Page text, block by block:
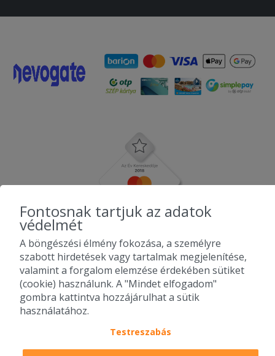
2010-2026 Copyright - Falatozz.hu - Diston-line Kft.
Fontosnak tartjuk az adatok
védelmét
A böngészési élmény fokozása, a személyre
szabott hirdetések vagy tartalmak megjelenítése,
valamint a forgalom elemzése érdekében sütiket
(cookie) használunk. A "Mindet elfogadom"
gombra kattintva hozzájárulhat a sütik
használatához.
Testreszabás